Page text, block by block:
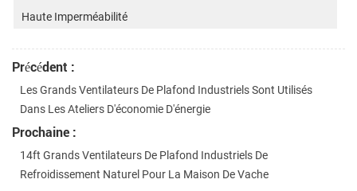
Haute Imperméabilité
Précédent :
Les Grands Ventilateurs De Plafond Industriels Sont Utilisés
Dans Les Ateliers D'économie D'énergie
Prochaine :
14ft Grands Ventilateurs De Plafond Industriels De
Refroidissement Naturel Pour La Maison De Vache